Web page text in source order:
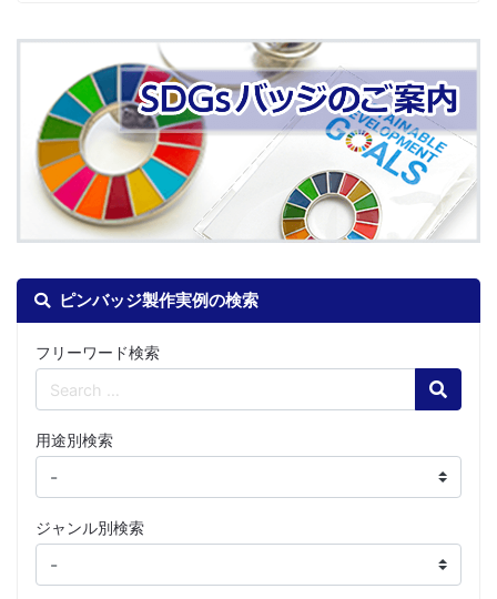
ピンバッジ製作実例の検索
フリーワード検索
Search
用途別検索
ジャンル別検索